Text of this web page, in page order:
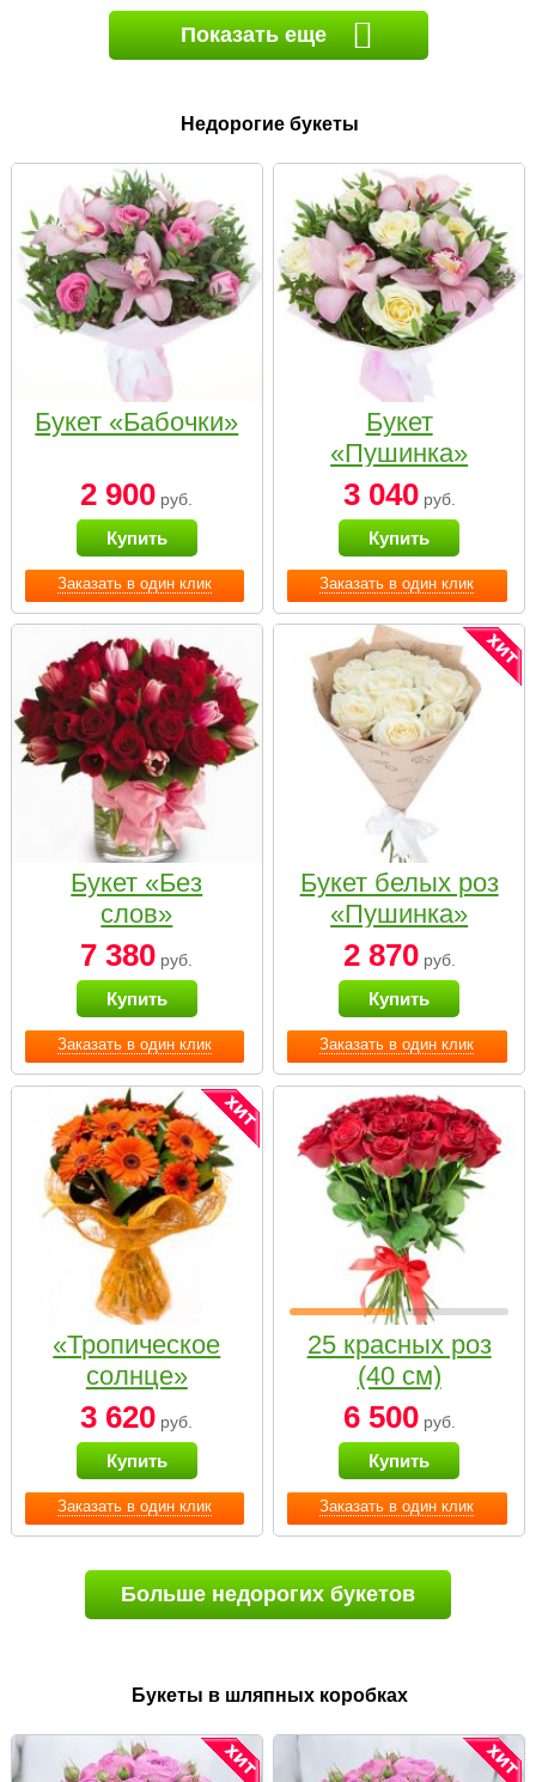
Показать еще
Недорогие букеты
Заказать в один клик
Букет «Бабочки»
2 900 руб.
Купить
Заказать в один клик
Букет
«Пушинка»
3 040руб.
Купить
Заказать в один клик
Букет «Без
слов»
7 380 руб.
Купить
Заказать в один клик
Букет белых роз
«Пушинка»
2 870руб.
Купить
Заказать в один клик
«Тропическое
солнце»
3 620 руб.
Купить
Заказать в один клик
25 красных роз
(40 см)
6 500руб.
Купить
Больше недорогих букетов
Букеты в шляпных коробках